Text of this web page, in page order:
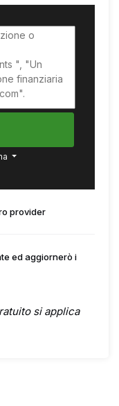
provider
ed aggiornerò i
si applica